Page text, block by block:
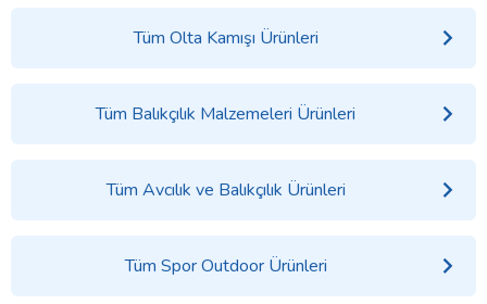
Tüm Olta Kamışı Ürünleri
Tüm Balıkçılık Malzemeleri Ürünleri
Tüm Avcılık ve Balıkçılık Ürünleri
Tüm Spor Outdoor Ürünleri